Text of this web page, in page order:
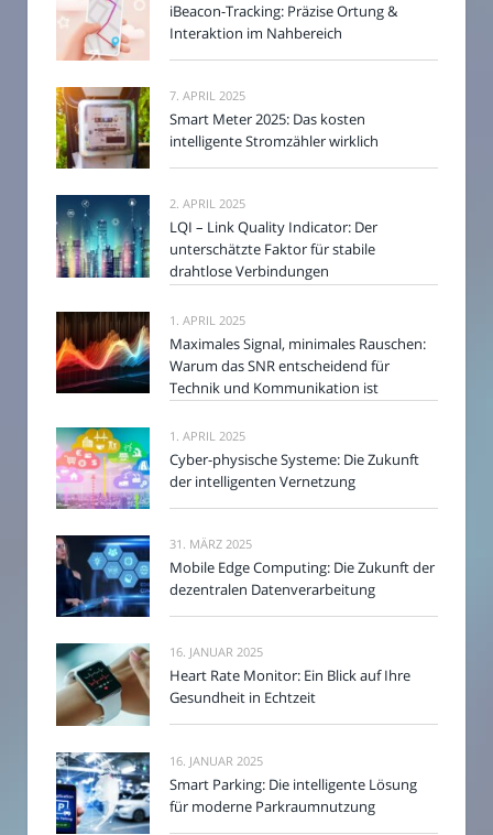
iBeacon-Tracking: Präzise Ortung &
Interaktion im Nahbereich
7. APRIL 2025
Smart Meter 2025: Das kosten
intelligente Stromzähler wirklich
2. APRIL 2025
LQI – Link Quality Indicator: Der
unterschätzte Faktor für stabile
drahtlose Verbindungen
1. APRIL 2025
Maximales Signal, minimales Rauschen:
Warum das SNR entscheidend für
Technik und Kommunikation ist
1. APRIL 2025
Cyber-physische Systeme: Die Zukunft
der intelligenten Vernetzung
31. MÄRZ 2025
Mobile Edge Computing: Die Zukunft der
dezentralen Datenverarbeitung
16. JANUAR 2025
Heart Rate Monitor: Ein Blick auf Ihre
Gesundheit in Echtzeit
16. JANUAR 2025
Smart Parking: Die intelligente Lösung
für moderne Parkraumnutzung